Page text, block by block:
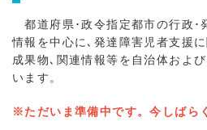
都道府県･政令指定都市の行政･
情報を中心に､発達障害児者支援
成果物､関連情報等を自治体およ
います。
※ただいま準備中です。今しばら